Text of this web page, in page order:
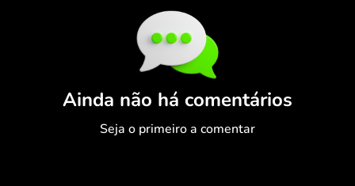
Ainda não há comentários
Seja o primeiro a comentar